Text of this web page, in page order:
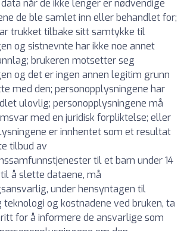
når de ikke lenger er nødvendige
de ble samlet inn eller behandlet for;
trukket tilbake sitt samtykke til
og sistnevnte har ikke noe annet
brukeren motsetter seg
og det er ingen annen legitim grunn
med den; personopplysningene har
ulovlig; personopplysningene må
med en juridisk forpliktelse; eller
er innhentet som et resultat
tilbud av
til et barn under 14
å slette dataene, må
under hensyntagen til
og kostnadene ved bruken, ta
for å informere de ansvarlige som